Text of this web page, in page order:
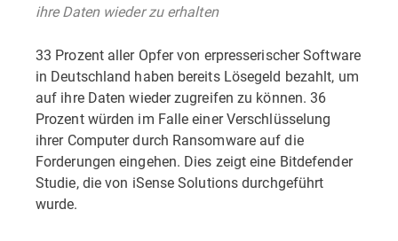
ihre Daten wieder zu erhalten
33 Prozent aller Opfer von erpresserischer Software
in Deutschland haben bereits Lösegeld bezahlt, um
auf ihre Daten wieder zugreifen zu können. 36
Prozent würden im Falle einer Verschlüsselung
ihrer Computer durch Ransomware auf die
Forderungen eingehen. Dies zeigt eine Bitdefender
Studie, die von iSense Solutions durchgeführt
wurde.